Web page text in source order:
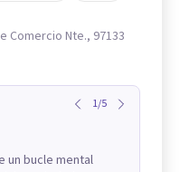
Comercio Nte., 97133
1/5
un bucle mental